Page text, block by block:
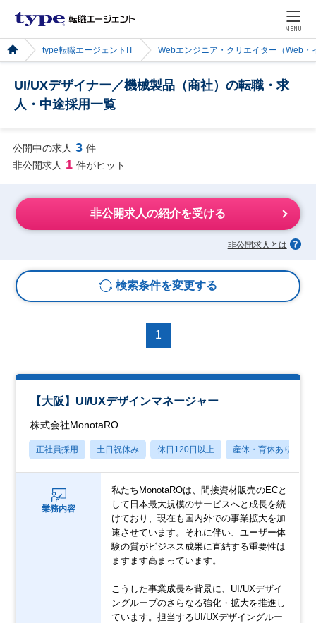
MENU
type転職エージェントIT Webエンジニア・クリエイター（Web・
UI/UXデザイナー／機械製品（商社）の転職・求
人・中途採用一覧
公開中の求人 3 件
非公開求人 1 件がヒット
非公開求人の紹介を受ける
非公開求人とは
検索条件を変更する
1
【大阪】UI/UXデザインマネージャー
株式会社MonotaRO
正社員採用 土日祝休み 休日120日以上 産休・育休あり
業務内容
私たちMonotaROは、間接資材販売のECと
して日本最大規模のサービスへと成長を続
けており、現在も国内外での事業拡大を加
速させています。それに伴い、ユーザー体
験の質がビジネス成果に直結する重要性は
ますます高まっています。
こうした事業成長を背景に、UI/UXデザイ
ングループのさらなる強化・拡大を推進し
ています。担当するUI/UXデザイングルー